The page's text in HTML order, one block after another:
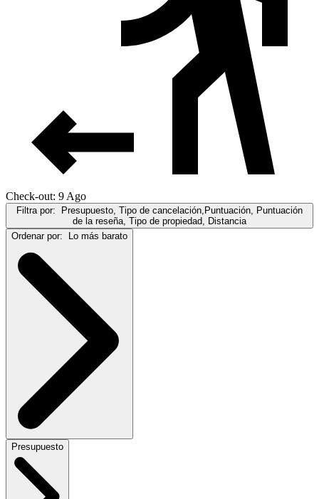
Check-out: 9 Ago
Filtra por:
Presupuesto, Tipo de cancelación,Puntuación, Puntuación
de la reseña, Tipo de propiedad, Distancia
Ordenar por:
Lo más barato
Presupuesto